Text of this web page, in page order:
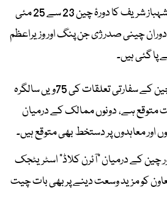
ذرائع کے مطابق وزیراعظم شہباز شریف کا دورۂ چین 23 سے 25 مئی
چینی صدر ژی جن پنگ اور وزیراعظم
گئی ہیں۔
وزیراعظم کی پاکستان اور چین کے سفارتی تعلقات کی 75ویں سالگرہ
متوقع ہے، دونوں ممالک کے درمیان
معاہدوں پر دستخط بھی متوقع ہیں۔
چین کے درمیان “آئرن کلاڈ” اسٹریٹجک
کو مزید وسعت دینے پر بھی بات چیت